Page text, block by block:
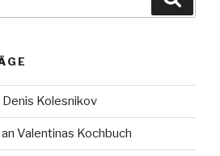
Kolesnikov
Valentinas Kochbuch